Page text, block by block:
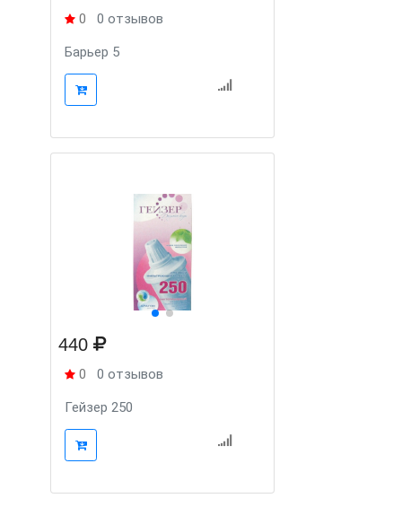
0 0 отзывов
Барьер 5
440
0 0 отзывов
Гейзер 250